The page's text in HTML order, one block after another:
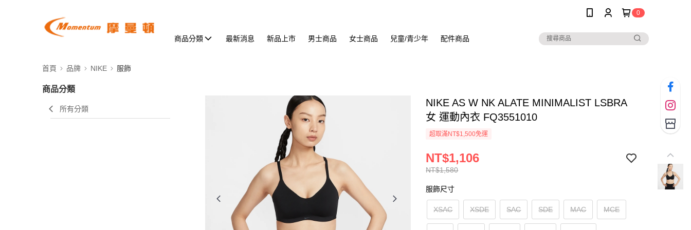
0
商品分類 最新消息 新品上市 男士商品 女士商品 兒童/青少年 配件商品
首頁 品牌 NIKE 服飾
商品分類
所有分類
NIKE AS W NK ALATE MINIMALIST LSBRA
女 運動內衣 FQ3551010
超取滿NT$1,500免運
NT$1,580
NT$1,106
服飾尺寸
XSAC XSDE SAC SDE MAC MCE